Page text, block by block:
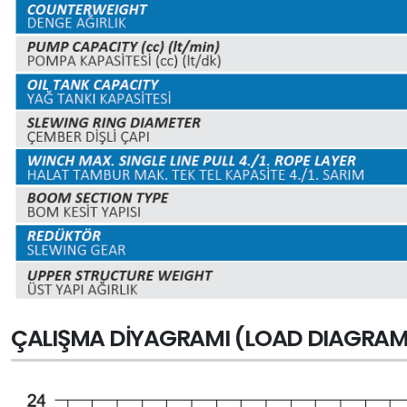
ÇALIŞMA DIYAGRAMI (LOAD